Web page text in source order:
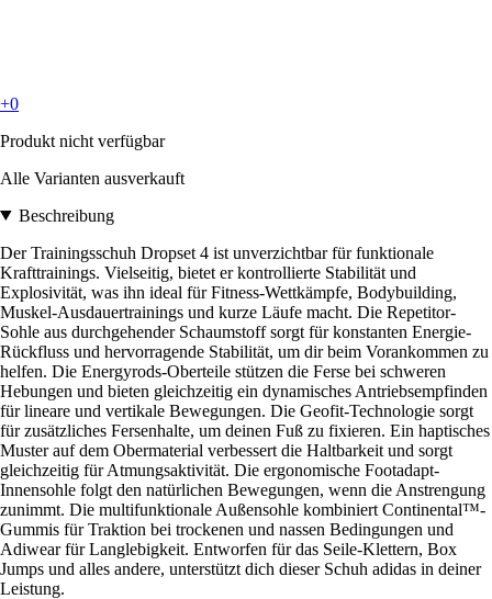
+0
Produkt nicht verfügbar
Alle Varianten ausverkauft
Beschreibung
Der Trainingsschuh Dropset 4 ist unverzichtbar für funktionale
Krafttrainings. Vielseitig, bietet er kontrollierte Stabilität und
Explosivität, was ihn ideal für Fitness-Wettkämpfe, Bodybuilding,
Muskel-Ausdauertrainings und kurze Läufe macht. Die Repetitor-
Sohle aus durchgehender Schaumstoff sorgt für konstanten Energie-
Rückfluss und hervorragende Stabilität, um dir beim Vorankommen zu
helfen. Die Energyrods-Oberteile stützen die Ferse bei schweren
Hebungen und bieten gleichzeitig ein dynamisches Antriebsempfinden
für lineare und vertikale Bewegungen. Die Geofit-Technologie sorgt
für zusätzliches Fersenhalte, um deinen Fuß zu fixieren. Ein haptisches
Muster auf dem Obermaterial verbessert die Haltbarkeit und sorgt
gleichzeitig für Atmungsaktivität. Die ergonomische Footadapt-
Innensohle folgt den natürlichen Bewegungen, wenn die Anstrengung
zunimmt. Die multifunktionale Außensohle kombiniert Continental™-
Gummis für Traktion bei trockenen und nassen Bedingungen und
Adiwear für Langlebigkeit. Entworfen für das Seile-Klettern, Box
Jumps und alles andere, unterstützt dich dieser Schuh adidas in deiner
Leistung.